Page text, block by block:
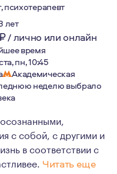
психотерапевт
лет
/лично или онлайн
время
пн, 10:45
Академическая
неделю выбрало
с собой, с другими и
в соответствии с
Читать еще